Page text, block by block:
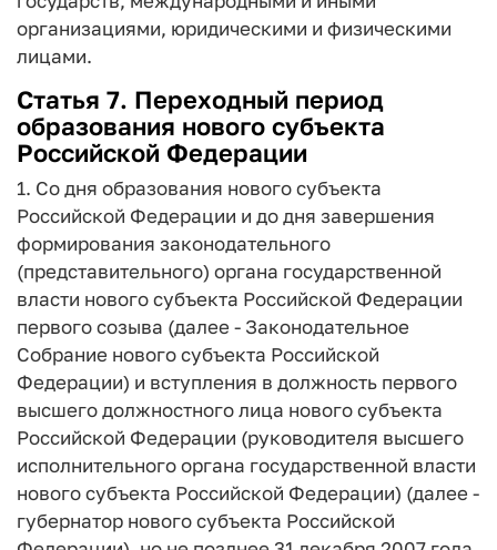
организациями, юридическими и физическими
лицами.
Статья 7. Переходный период
образования нового субъекта
Российской Федерации
1. Со дня образования нового субъекта
Российской Федерации и до дня завершения
формирования законодательного
(представительного) органа государственной
власти нового субъекта Российской Федерации
первого созыва (далее - Законодательное
Собрание нового субъекта Российской
Федерации) и вступления в должность первого
высшего должностного лица нового субъекта
Российской Федерации (руководителя высшего
исполнительного органа государственной власти
нового субъекта Российской Федерации) (далее -
губернатор нового субъекта Российской